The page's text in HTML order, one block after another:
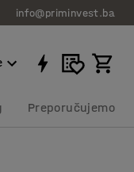
info@priminvest.ba
Preporučujemo